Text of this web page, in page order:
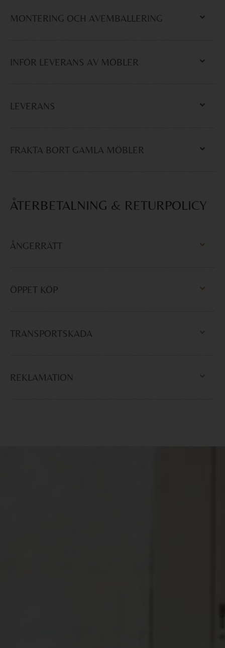
MONTERING OCH AVEMBALLERING
INFÖR LEVERANS AV MÖBLER
LEVERANS
FRAKTA BORT GAMLA MÖBLER
ÅTERBETALNING & RETURPOLICY
ÅNGERRÄTT
ÖPPET KÖP
TRANSPORTSKADA
REKLAMATION